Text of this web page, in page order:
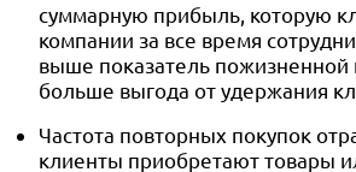
суммарную прибыль, которую
компании за все время
выше показатель пожизненной
больше выгода от удержания
Частота повторных покупок
клиенты приобретают товары